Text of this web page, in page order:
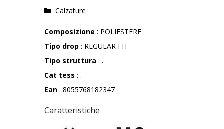
Calzature
Composizione : POLIESTERE
Tipo drop : REGULAR FIT
Tipo struttura : .
Cat tess : .
Ean : 8055768182347
Caratteristiche